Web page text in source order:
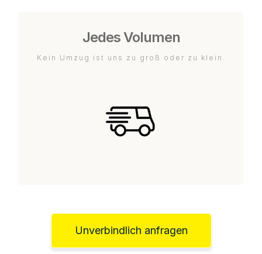
Jedes Volumen
Kein Umzug ist uns zu groß oder zu klein.
Unverbindlich anfragen